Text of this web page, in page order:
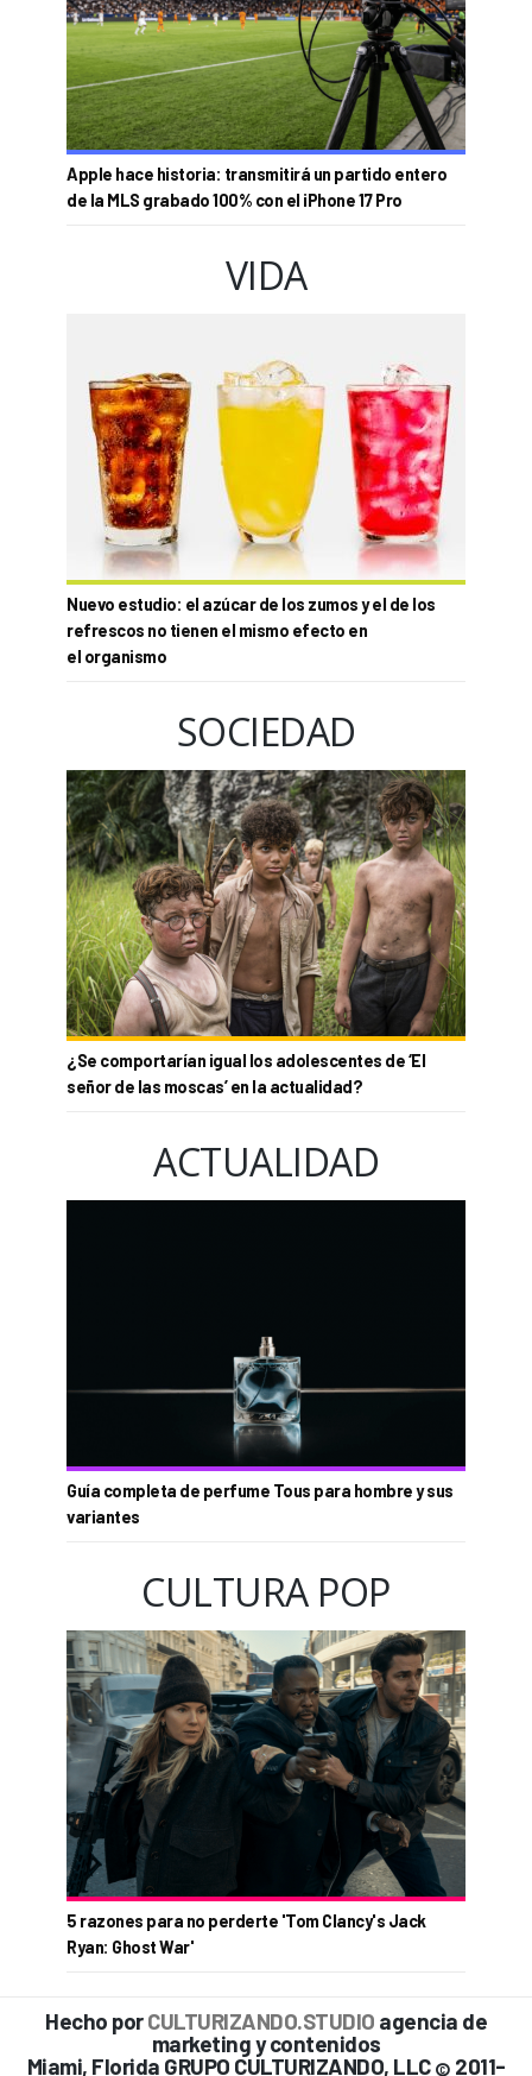
Apple hace historia: transmitirá un partido entero
de la MLS grabado 100% con el iPhone 17 Pro
VIDA
Nuevo estudio: el azúcar de los zumos y el de los
refrescos no tienen el mismo efecto en
el organismo
SOCIEDAD
¿Se comportarían igual los adolescentes de ‘El
señor de las moscas’ en la actualidad?
ACTUALIDAD
Guía completa de perfume Tous para hombre y sus
variantes
CULTURA POP
5 razones para no perderte 'Tom Clancy's Jack
Ryan: Ghost War'
Hecho porCULTURIZANDO.STUDIO agencia de
marketing y contenidos
Miami, Florida GRUPO CULTURIZANDO, LLC © 2011-